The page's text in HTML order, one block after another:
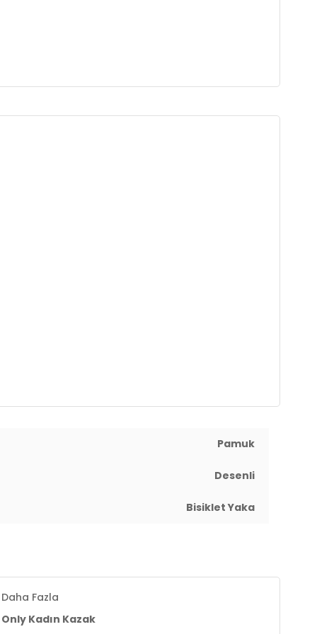
Pamuk
Desenli
Bisiklet Yaka
Daha Fazla
Only Kadın Kazak